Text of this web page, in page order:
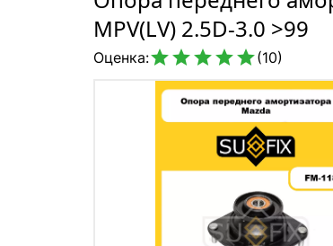
MPV(LV) 2.5D-3.0 >99
Оценка:(10)